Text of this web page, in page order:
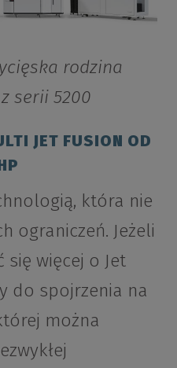
rodzina
serii 5200
JET FUSION OD
która nie
ograniczeń. Jeżeli
się więcej o Jet
do spojrzenia na
można